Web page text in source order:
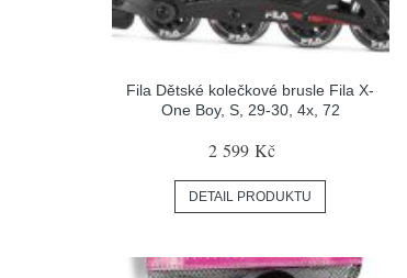
Fila Dětské kolečkové brusle Fila X-
One Boy, S, 29-30, 4x, 72
2 599 Kč
DETAIL PRODUKTU